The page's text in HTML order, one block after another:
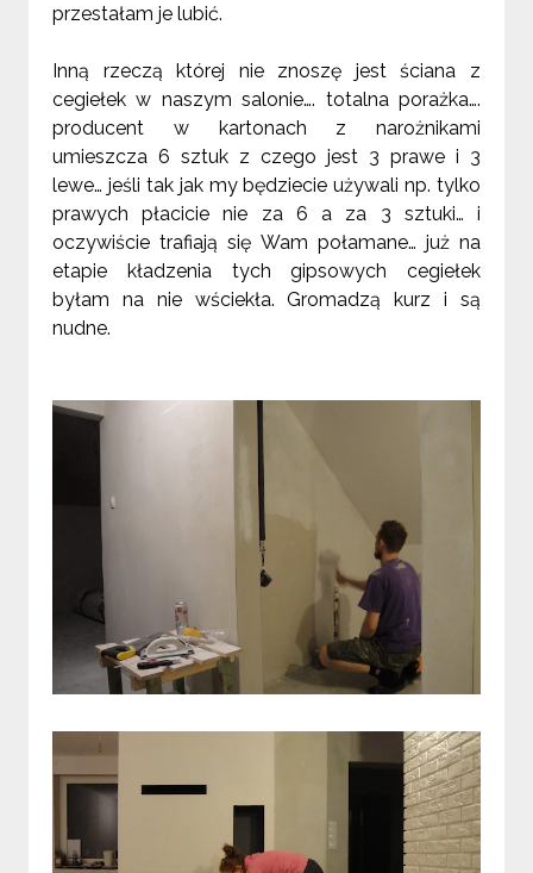
przestałam je lubić.
Inną rzeczą której nie znoszę jest ściana z
cegiełek w naszym salonie…. totalna porażka….
producent w kartonach z narożnikami
umieszcza 6 sztuk z czego jest 3 prawe i 3
lewe… jeśli tak jak my będziecie używali np. tylko
prawych płacicie nie za 6 a za 3 sztuki… i
oczywiście trafiają się Wam połamane… już na
etapie kładzenia tych gipsowych cegiełek
byłam na nie wściekła. Gromadzą kurz i są
nudne.